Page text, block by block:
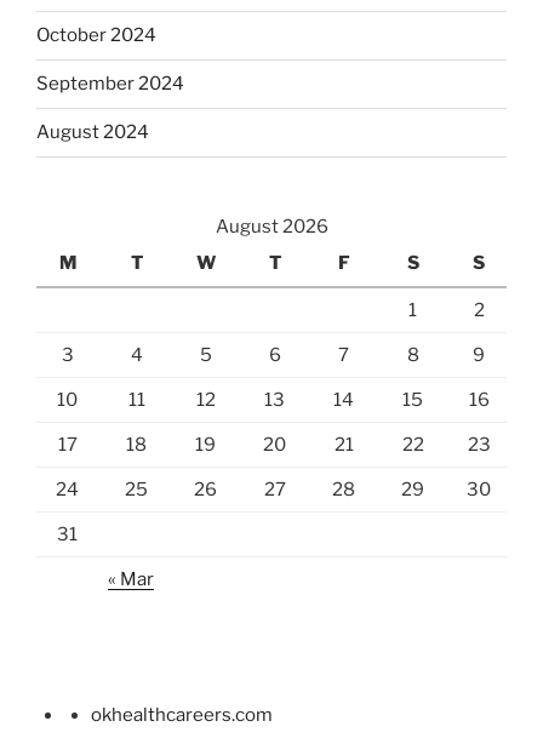
October 2024
September 2024
August 2024
August 2026
M
T W T F S S
1 2
3 4 5 6 7 8 9
10 11 12 13 14 15 16
17 18 19 20 21 22 23
24 25 26 27 28 29 30
31
« Mar
okhealthcareers.com